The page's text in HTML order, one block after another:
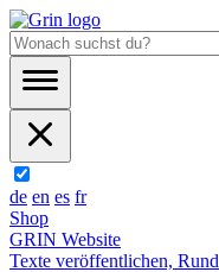
de en es fr
Shop
GRIN Website
Texte veröffentlichen,